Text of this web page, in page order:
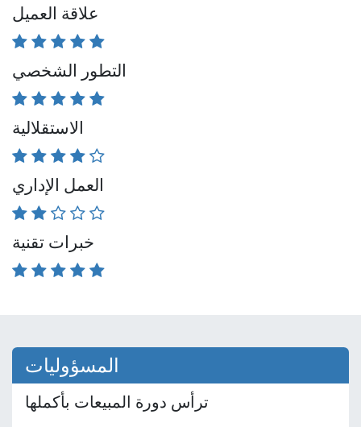
علاقة العميل
التطور الشخصي
الاستقلالية
العمل الإداري
خبرات تقنية
المسؤوليات
ترأس دورة المبيعات بأكملها